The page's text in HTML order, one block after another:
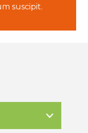
suscipit.